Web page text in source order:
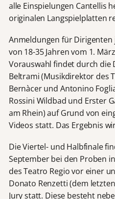
alle Einspielungen Cantellis
originalen Langspielplatten
Anmeldungen für
von 18-35 Jahren vom 1.
Vorauswahl findet durch die
Beltrami (Musikdirektor des
Bernàcer und Antonino
Rossini Wildbad und Erster
am Rhein) auf Grund von
Videos statt. Das Ergebnis
Die Viertel- und Halbfinale
September bei den Proben
des Teatro Regio vor einer
Donato Renzetti (dem
Jury statt. Diese besteht